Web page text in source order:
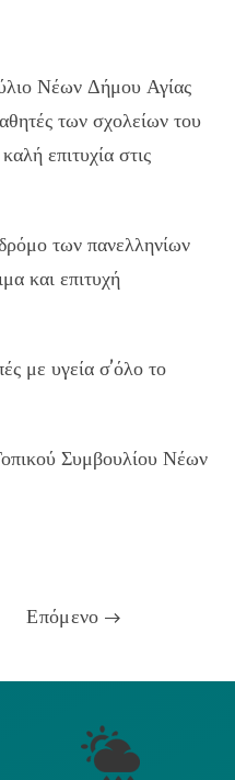
Νέων Δήμου Αγίας
των σχολείων του
επιτυχία στις
των πανελληνίων
και επιτυχή
με υγεία σ’όλο το
Συμβουλίου Νέων
Επόμενο